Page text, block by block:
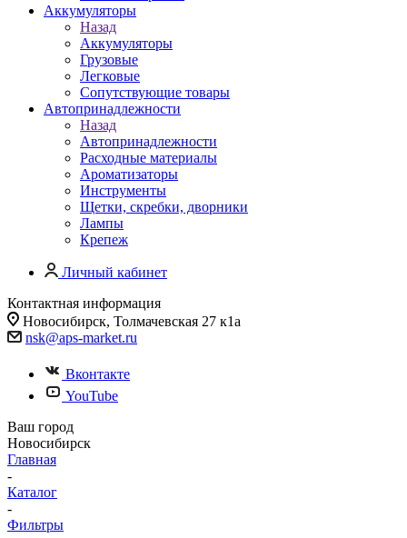
Аккумуляторы
Назад
Аккумуляторы
Грузовые
Легковые
Сопутствующие товары
Автопринадлежности
Назад
Автопринадлежности
Расходные материалы
Ароматизаторы
Инструменты
Щетки, скребки, дворники
Лампы
Крепеж
Личный кабинет
Контактная информация
Новосибирск, Толмачевская 27 к1а
nsk@aps-market.ru
Вконтакте
YouTube
Ваш город
Новосибирск
Главная
-
Каталог
-
Фильтры